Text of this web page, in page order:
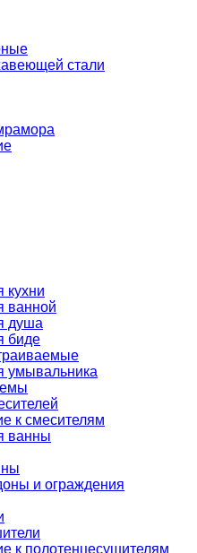
стали
кухни
ванной
душа
биде
умывальника
к смесителям
ванны
и ограждения
к полотенцесушителям